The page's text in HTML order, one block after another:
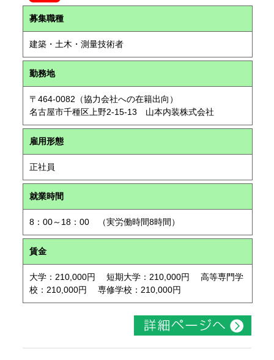
募集職種
建築・土木・測量技術者
勤務地
〒464-0082（協力会社への在籍出向）
名古屋市千種区上野2-15-13 山本内装株式会社
雇用形態
正社員
就業時間
8：00～18：00 （実労働時間8時間）
賃金
大学：210,000円 短期大学：210,000円 高等専門学
校：210,000円 専修学校：210,000円